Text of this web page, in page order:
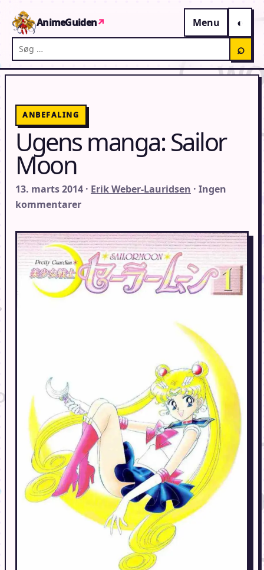
AnimeGuiden↗
Menu
Søg på AnimeGuiden
⌕
ANBEFALING
Ugens manga: Sailor
Moon
13. marts 2014 · Erik Weber-Lauridsen · Ingen
kommentarer